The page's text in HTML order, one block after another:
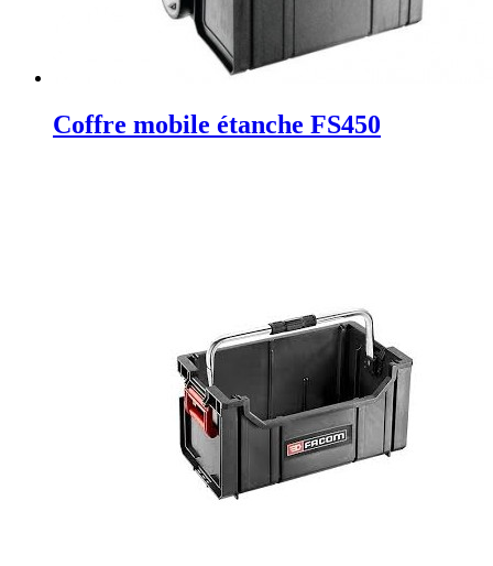
Coffre mobile étanche FS450